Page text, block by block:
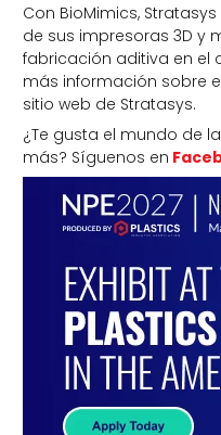
Con BioMimics,
de sus impresoras 3D y
fabricación aditiva en el
más información sobre
sitio web de Stratasys.
¿Te gusta el mundo de
más? Síguenos en